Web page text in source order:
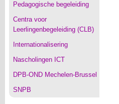
Pedagogische begeleiding
Centra voor
Leerlingenbegeleiding (CLB)
Internationalisering
Nascholingen ICT
DPB-OND Mechelen-Brussel
SNPB